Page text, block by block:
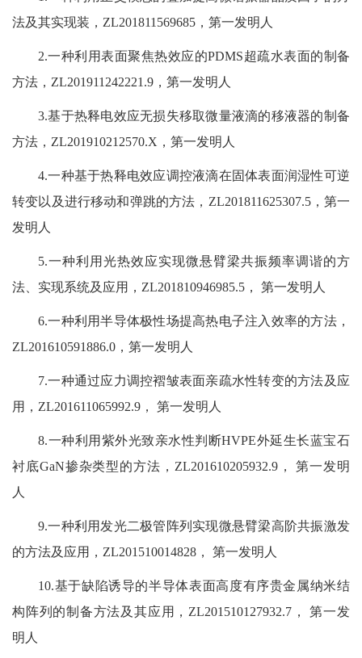
法及其实现装，ZL201811569685，第一发明人
2.一种利用表面聚焦热效应的PDMS超疏水表面的制备
方法，ZL201911242221.9，第一发明人
3.基于热释电效应无损失移取微量液滴的移液器的制备
方法，ZL201910212570.X，第一发明人
4.一种基于热释电效应调控液滴在固体表面润湿性可逆
转变以及进行移动和弹跳的方法，ZL201811625307.5，第一
发明人
5.一种利用光热效应实现微悬臂梁共振频率调谐的方
法、实现系统及应用，ZL201810946985.5， 第一发明人
6.一种利用半导体极性场提高热电子注入效率的方法，
ZL201610591886.0，第一发明人
7.一种通过应力调控褶皱表面亲疏水性转变的方法及应
用，ZL201611065992.9， 第一发明人
8.一种利用紫外光致亲水性判断HVPE外延生长蓝宝石
衬底GaN掺杂类型的方法，ZL201610205932.9， 第一发明
人
9.一种利用发光二极管阵列实现微悬臂梁高阶共振激发
的方法及应用，ZL201510014828， 第一发明人
10.基于缺陷诱导的半导体表面高度有序贵金属纳米结
构阵列的制备方法及其应用，ZL201510127932.7， 第一发
明人